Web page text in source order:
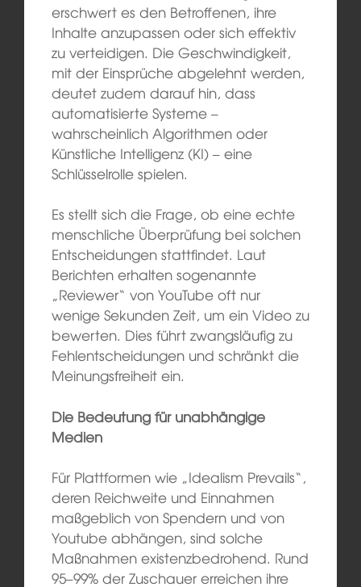
erschwert es den Betroffenen, ihre
Inhalte anzupassen oder sich effektiv
zu verteidigen. Die Geschwindigkeit,
mit der Einsprüche abgelehnt werden,
deutet zudem darauf hin, dass
automatisierte Systeme –
wahrscheinlich Algorithmen oder
Künstliche Intelligenz (KI) – eine
Schlüsselrolle spielen.
Es stellt sich die Frage, ob eine echte
menschliche Überprüfung bei solchen
Entscheidungen stattfindet. Laut
Berichten erhalten sogenannte
„Reviewer“ von YouTube oft nur
wenige Sekunden Zeit, um ein Video zu
bewerten. Dies führt zwangsläufig zu
Fehlentscheidungen und schränkt die
Meinungsfreiheit ein.
Die Bedeutung für unabhängige
Medien
Für Plattformen wie „Idealism Prevails“,
deren Reichweite und Einnahmen
maßgeblich von Spendern und von
Youtube abhängen, sind solche
Maßnahmen existenzbedrohend. Rund
95–99% der Zuschauer erreichen ihre